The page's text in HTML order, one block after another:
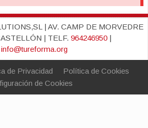
| AV. CAMP DE MORVEDRE
| TELF. 964246950|
info@tureforma.org
de Privacidad
Política de Cookies
de Cookies